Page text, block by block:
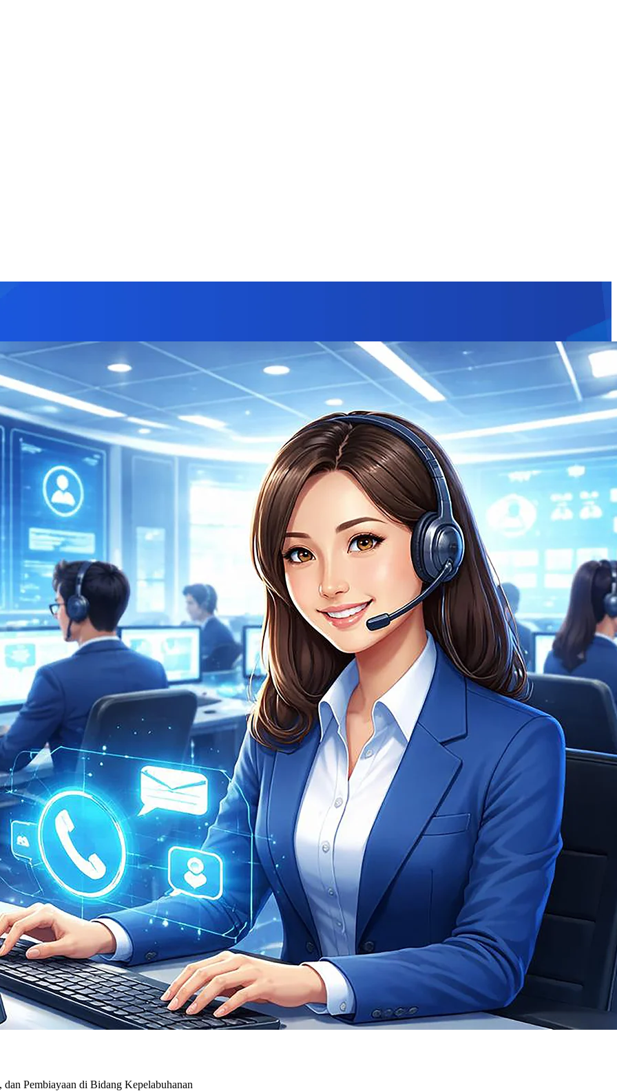
Pembiayaan di Bidang Kepelabuhanan